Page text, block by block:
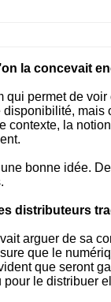
la concevait
permet de
disponibilité,
contexte, la
bonne idée.
distributeurs
arguer de sa
que le
que seront
le distribuer